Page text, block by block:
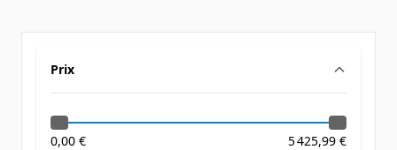
Prix
0,00 € 5 425,99 €